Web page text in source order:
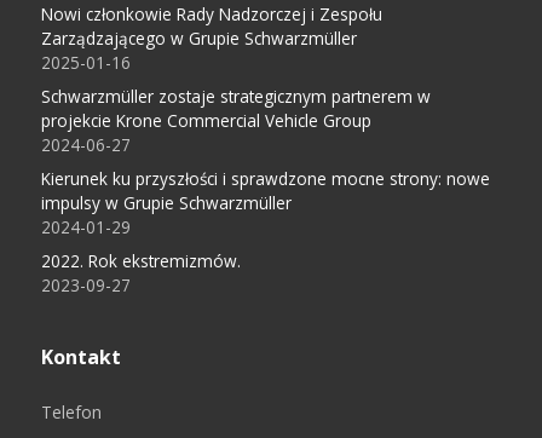
Nowi członkowie Rady Nadzorczej i Zespołu
Zarządzającego w Grupie Schwarzmüller
2025-01-16
Schwarzmüller zostaje strategicznym partnerem w
projekcie Krone Commercial Vehicle Group
2024-06-27
Kierunek ku przyszłości i sprawdzone mocne strony: nowe
impulsy w Grupie Schwarzmüller
2024-01-29
2022. Rok ekstremizmów.
2023-09-27
Kontakt
Telefon